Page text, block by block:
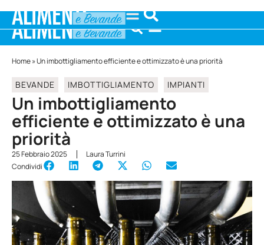
Home»Un imbottigliamento efficiente e ottimizzato è una priorità
BEVANDE IMBOTTIGLIAMENTO IMPIANTI
Un imbottigliamento
efficiente e ottimizzato è una
priorità
25 Febbraio 2025
Laura Turrini
Condividi